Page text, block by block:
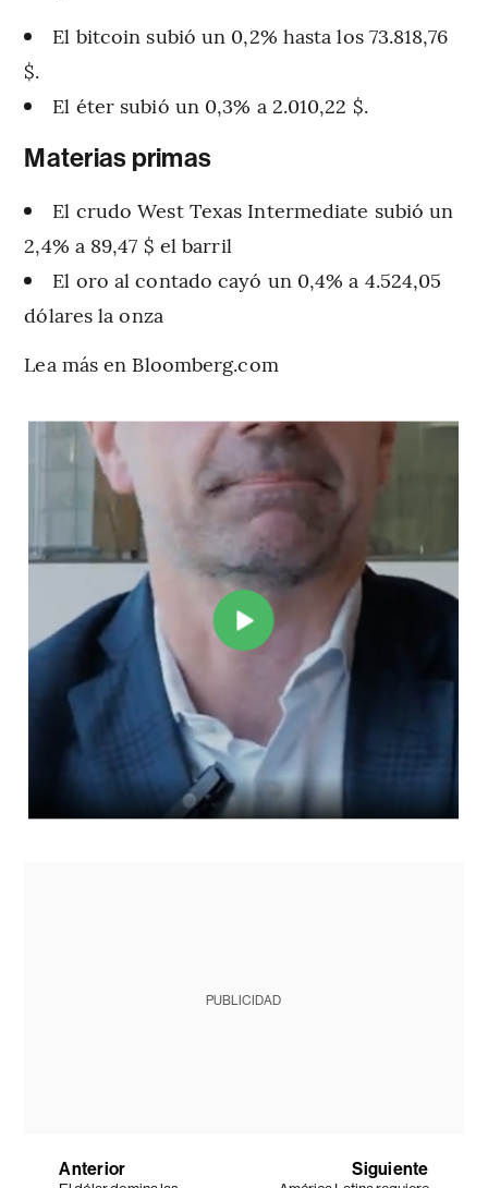
El bitcoin subió un 0,2% hasta los 73.818,76
$.
El éter subió un 0,3% a 2.010,22 $.
Materias primas
El crudo West Texas Intermediate subió un
2,4% a 89,47 $ el barril
El oro al contado cayó un 0,4% a 4.524,05
dólares la onza
Lea más en Bloomberg.com
PUBLICIDAD
Anterior Siguiente